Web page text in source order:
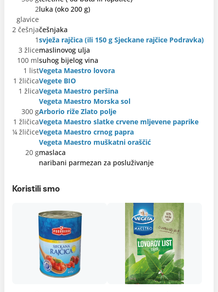
2
glavice
luka (oko 200 g)
2 češnjačešnjaka
1svježa rajčica (ili 150 g Sjeckane rajčice Podravka)
3 žlicemaslinovog ulja
100 mlsuhog bijelog vina
1 listVegeta Maestro lovora
1 žličicaVegete BIO
1 žlicaVegeta Maestro peršina
Vegeta Maestro Morska sol
300 gArborio riže Zlato polje
1 žličicaVegeta Maestro slatke crvene mljevene paprike
¼ žličiceVegeta Maestro crnog papra
Vegeta Maestro muškatni oraščić
20 gmaslaca
naribani parmezan za posluživanje
Koristili smo